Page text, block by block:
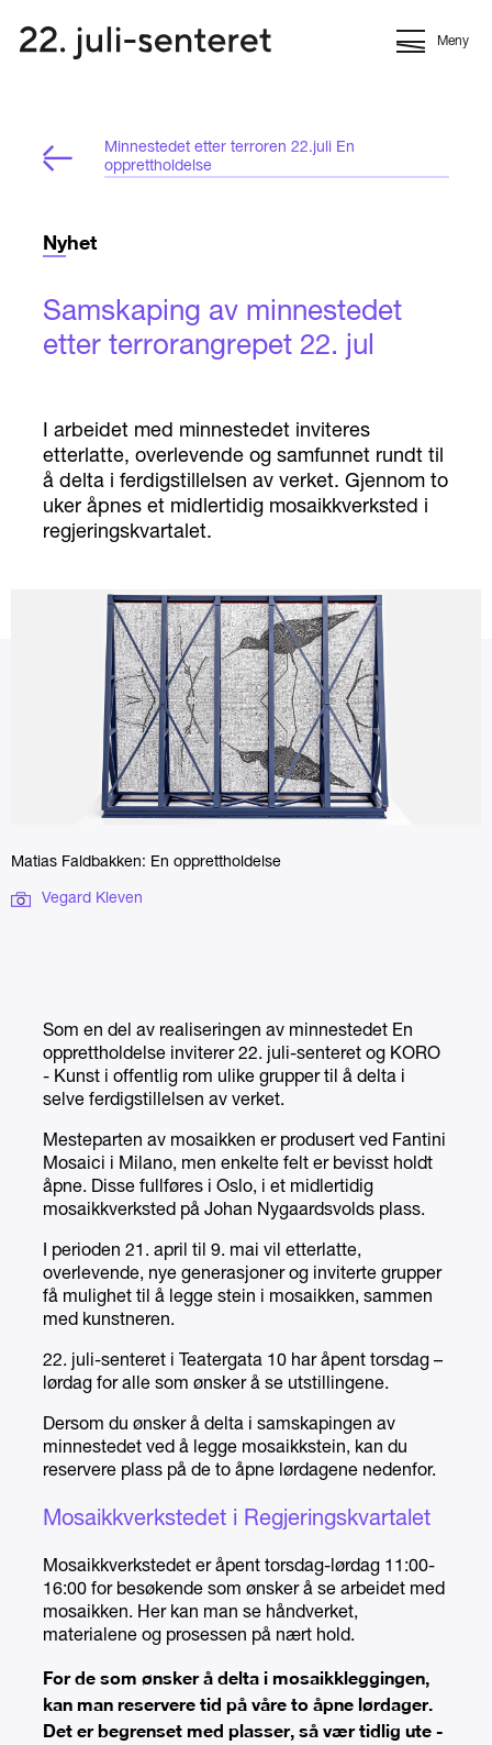
Meny
Minnestedet etter terroren 22.juli En
opprettholdelse
Nyhet
Samskaping av minnestedet
etter terrorangrepet 22. jul
I arbeidet med minnestedet inviteres
etterlatte, overlevende og samfunnet rundt til
å delta i ferdigstillelsen av verket. Gjennom to
uker åpnes et midlertidig mosaikkverksted i
regjeringskvartalet.
Matias Faldbakken: En opprettholdelse
Vegard Kleven
Som en del av realiseringen av minnestedet En
opprettholdelse inviterer 22. juli-senteret og KORO
- Kunst i offentlig rom ulike grupper til å delta i
selve ferdigstillelsen av verket.
Mesteparten av mosaikken er produsert ved Fantini
Mosaici i Milano, men enkelte felt er bevisst holdt
åpne. Disse fullføres i Oslo, i et midlertidig
mosaikkverksted på Johan Nygaardsvolds plass.
I perioden 21. april til 9. mai vil etterlatte,
overlevende, nye generasjoner og inviterte grupper
få mulighet til å legge stein i mosaikken, sammen
med kunstneren.
22. juli-senteret i Teatergata 10 har åpent torsdag –
lørdag for alle som ønsker å se utstillingene.
Dersom du ønsker å delta i samskapingen av
minnestedet ved å legge mosaikkstein, kan du
reservere plass på de to åpne lørdagene nedenfor.
Mosaikkverkstedet i Regjeringskvartalet
Mosaikkverkstedet er åpent torsdag-lørdag 11:00-
16:00 for besøkende som ønsker å se arbeidet med
mosaikken. Her kan man se håndverket,
materialene og prosessen på nært hold.
For de som ønsker å delta i mosaikkleggingen,
kan man reservere tid på våre to åpne lørdager.
Det er begrenset med plasser, så vær tidlig ute -